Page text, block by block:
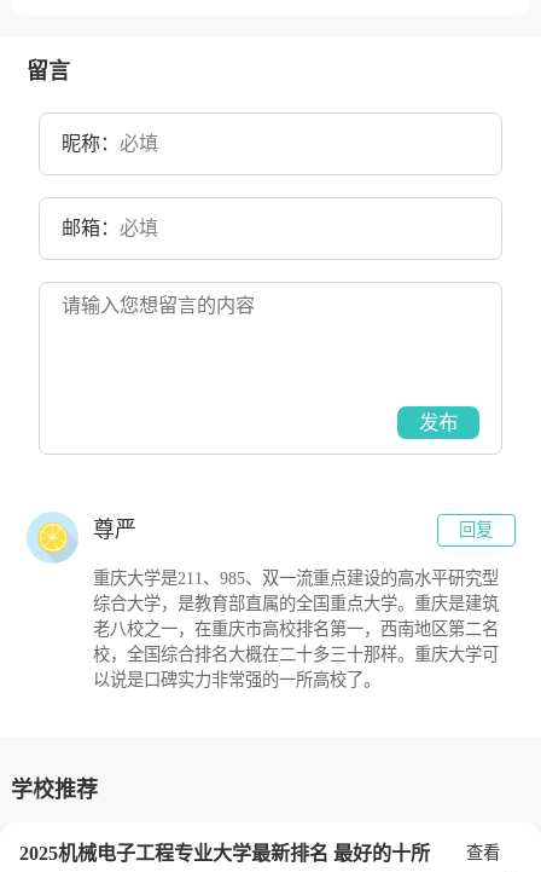
为1044亩。
留言
昵称：
邮箱：
发布
尊严 回复
重庆大学是211、985、双一流重点建设的高水平研究型
综合大学，是教育部直属的全国重点大学。重庆是建筑
老八校之一，在重庆市高校排名第一，西南地区第二名
校，全国综合排名大概在二十多三十那样。重庆大学可
以说是口碑实力非常强的一所高校了。
学校推荐
2025机械电子工程专业大学最新排名 最好的十所 查看